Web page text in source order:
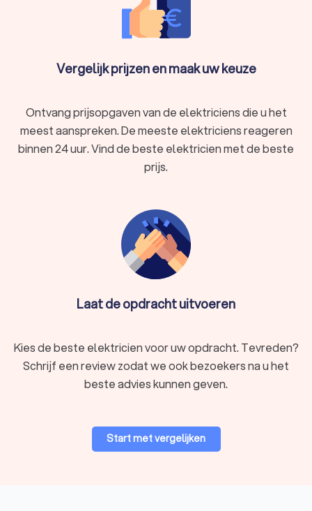
Vergelijk prijzen en maak uw keuze
Ontvang prijsopgaven van de elektriciens die u het
meest aanspreken. De meeste elektriciens reageren
binnen 24 uur. Vind de beste elektricien met de beste
prijs.
Laat de opdracht uitvoeren
Kies de beste elektricien voor uw opdracht. Tevreden?
Schrijf een review zodat we ook bezoekers na u het
beste advies kunnen geven.
Start met vergelijken